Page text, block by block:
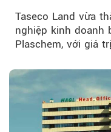
Taseco Land vừa
nghiệp kinh doanh
Plaschem, với giá